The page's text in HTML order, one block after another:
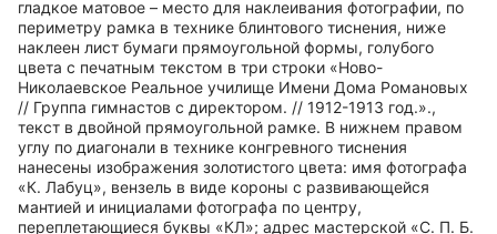
гладкое матовое – место для наклеивания фотографии, по
периметру рамка в технике блинтового тиснения, ниже
наклеен лист бумаги прямоугольной формы, голубого
цвета с печатным текстом в три строки «Ново-
Николаевское Реальное училище Имени Дома Романовых
// Группа гимнастов с директором. // 1912-1913 год.».,
текст в двойной прямоугольной рамке. В нижнем правом
углу по диагонали в технике конгревного тиснения
нанесены изображения золотистого цвета: имя фотографа
«К. Лабуц», вензель в виде короны с развивающейся
мантией и инициалами фотографа по центру,
переплетающиеся буквы «КЛ»; адрес мастерской «С. П. Б.